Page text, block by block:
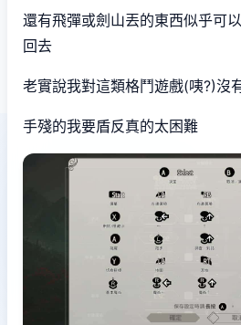
還有飛彈或劍山丟的東西似乎可
回去
老實說我對這類格鬥遊戲(咦?)沒
手殘的我要盾反真的太困難